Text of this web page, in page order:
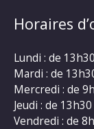
Horaires
Lundi : de
Mardi : de
Mercredi : de
Jeudi : de
Vendredi : de